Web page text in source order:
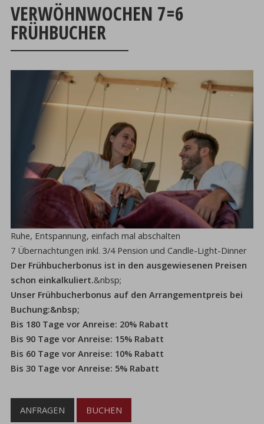
VERWÖHNWOCHEN 7=6
FRÜHBUCHER
Ruhe, Entspannung, einfach mal abschalten
7 Übernachtungen inkl. 3/4 Pension und Candle-Light-Dinner
Der Frühbucherbonus ist in den ausgewiesenen Preisen
schon einkalkuliert.&nbsp;
Unser Frühbucherbonus auf den Arrangementpreis bei
Buchung:&nbsp;
Bis 180 Tage vor Anreise: 20% Rabatt
Bis 90 Tage vor Anreise: 15% Rabatt
Bis 60 Tage vor Anreise: 10% Rabatt
Bis 30 Tage vor Anreise: 5% Rabatt
ANFRAGEN BUCHEN